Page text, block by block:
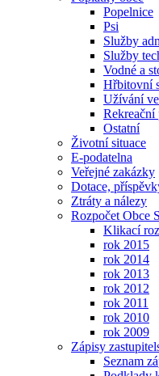
Popelnice
Psi
Služby
Služby
Vodné a
Hřbitovní
Užívání
Rekreační
Ostatní
Životní situace
E-podatelna
Veřejné zakázky
Dotace,
Ztráty a nálezy
Rozpočet Obce
Klikací
rok 2015
rok 2014
rok 2013
rok 2012
rok 2011
rok 2010
rok 2009
Zápisy
Seznam